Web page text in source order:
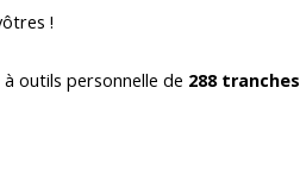
!
outils personnelle de 288